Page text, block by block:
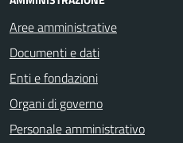
Aree amministrative
Documenti e dati
Enti e fondazioni
Organi di governo
Personale amministrativo